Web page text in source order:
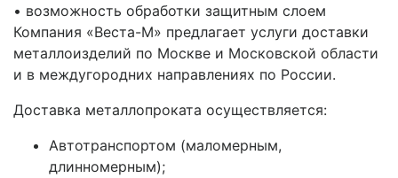
• возможность обработки защитным слоем
Компания «Веста-М» предлагает услуги доставки
металлоизделий по Москве и Московской области
и в междугородних направлениях по России.
Доставка металлопроката осуществляется:
Автотранспортом (маломерным,
длинномерным);